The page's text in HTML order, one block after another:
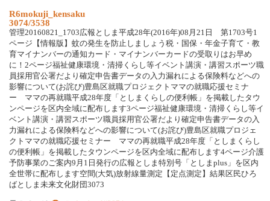
R6mokuji_kensaku
3074/3538
管理20160821_1703広報としま平成28年(2016年)08月21日 第1703号1
ページ【情報版】蚊の発生を防止しましょう税・国保・年金子育て・教
育マイナンバーの通知カード・マイナンバーカードの受取りはお早め
に！2ページ福祉健康環境・清掃くらし等イベント講演・講習スポーツ職
員採用官公署だより確定申告書データの入力漏れによる保険料などへの
影響について(お詫び)豊島区就職プロジェクトママの就職応援セミナ
ー ママの再就職平成28年度「としまくらしの便利帳」を掲載したタウ
ンページを区内全域に配布します3ページ福祉健康環境・清掃くらし等イ
ベント講演・講習スポーツ職員採用官公署だより確定申告書データの入
力漏れによる保険料などへの影響について(お詫び)豊島区就職プロジェ
クトママの就職応援セミナー ママの再就職平成28年度「としまくらし
の便利帳」を掲載したタウンページを区内全域に配布します4ページ介護
予防事業のご案内9月1日発行の広報としま特別号「としまplus」を区内
全世帯に配布します空間(大気)放射線量測定【定点測定】結果区民ひろ
ばとしま未来文化財団3073